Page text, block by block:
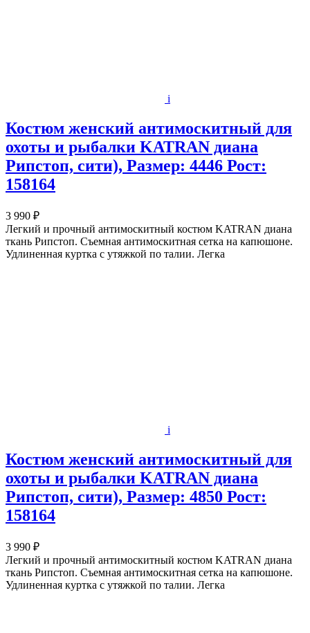
i
Костюм женский антимоскитный для
охоты и рыбалки KATRAN диана
Рипстоп, сити), Размер: 4446 Рост:
158164
3 990 ₽
Легкий и прочный антимоскитный костюм KATRAN диана
ткань Рипстоп. Съемная антимоскитная сетка на капюшоне.
Удлиненная куртка с утяжкой по талии. Легка
i
Костюм женский антимоскитный для
охоты и рыбалки KATRAN диана
Рипстоп, сити), Размер: 4850 Рост:
158164
3 990 ₽
Легкий и прочный антимоскитный костюм KATRAN диана
ткань Рипстоп. Съемная антимоскитная сетка на капюшоне.
Удлиненная куртка с утяжкой по талии. Легка